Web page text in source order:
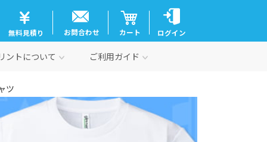
無料見積り お問合わせ カート ログイン
ントについて ご利用ガイド
ツ